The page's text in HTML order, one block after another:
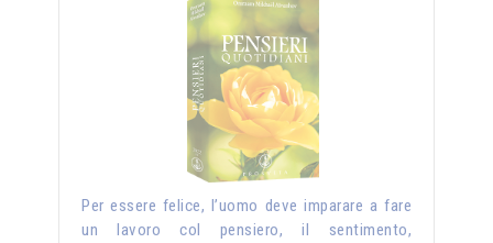
Per essere felice, l’uomo deve imparare a fare
un lavoro col pensiero, il sentimento,